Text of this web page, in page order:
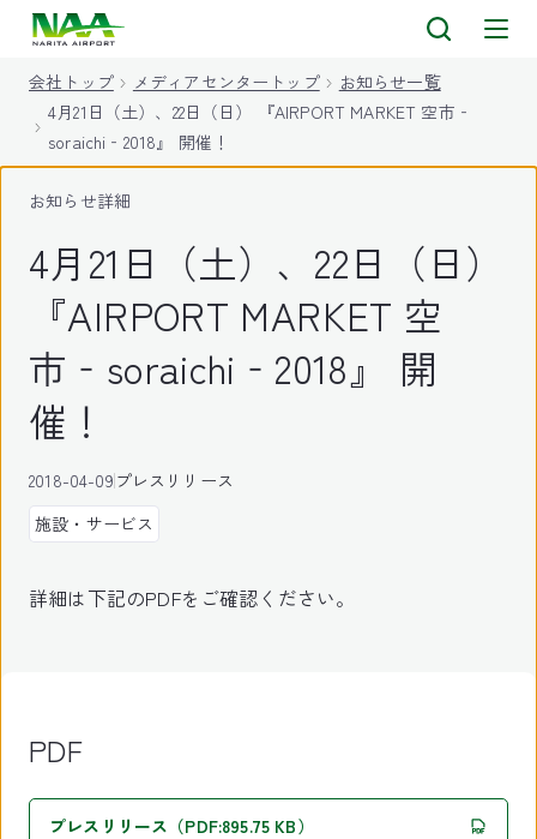
会社トップ メディアセンタートップ
お知らせ一覧
4月21日（土）、22日（日） 『AIRPORT MARKET 空市‐
soraichi‐2018』 開催！
お知らせ詳細
4月21日（土）、22日（日）
『AIRPORT MARKET 空
市‐soraichi‐2018』 開
催！
2018-04-09プレスリリース
施設・サービス
詳細は下記のPDFをご確認ください。
PDF
プレスリリース（PDF:895.75 KB）